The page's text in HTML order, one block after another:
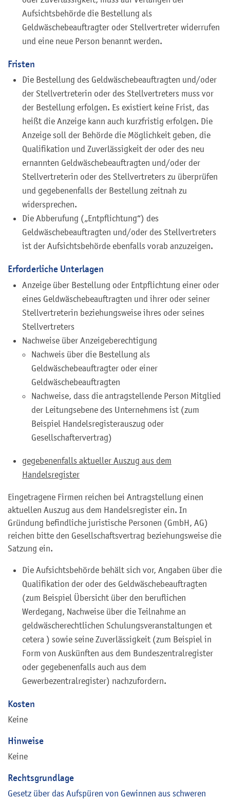
Aufsichtsbehörde die Bestellung als
Geldwäschebeauftragter oder Stellvertreter widerrufen
und eine neue Person benannt werden.
Fristen
Die Bestellung des Geldwäschebeauftragten und/oder
der Stellvertreterin oder des Stellvertreters muss vor
der Bestellung erfolgen. Es existiert keine Frist, das
heißt die Anzeige kann auch kurzfristig erfolgen. Die
Anzeige soll der Behörde die Möglichkeit geben, die
Qualifikation und Zuverlässigkeit der oder des neu
ernannten Geldwäschebeauftragten und/oder der
Stellvertreterin oder des Stellvertreters zu überprüfen
und gegebenenfalls der Bestellung zeitnah zu
widersprechen.
Die Abberufung („Entpflichtung“) des
Geldwäschebeauftragten und/oder des Stellvertreters
ist der Aufsichtsbehörde ebenfalls vorab anzuzeigen.
Erforderliche Unterlagen
Anzeige über Bestellung oder Entpflichtung einer oder
eines Geldwäschebeauftragten und ihrer oder seiner
Stellvertreterin beziehungsweise ihres oder seines
Stellvertreters
Nachweise über Anzeigeberechtigung
Nachweis über die Bestellung als
Geldwäschebeauftragter oder einer
Geldwäschebeauftragten
Nachweise, dass die antragstellende Person Mitglied
der Leitungsebene des Unternehmens ist (zum
Beispiel Handelsregisterauszug oder
Gesellschaftervertrag)
gegebenenfalls aktueller Auszug aus dem
Handelsregister
Eingetragene Firmen reichen bei Antragstellung einen
aktuellen Auszug aus dem Handelsregister ein. In
Gründung befindliche juristische Personen (GmbH, AG)
reichen bitte den Gesellschaftsvertrag beziehungsweise die
Satzung ein.
Die Aufsichtsbehörde behält sich vor, Angaben über die
Qualifikation der oder des Geldwäschebeauftragten
(zum Beispiel Übersicht über den beruflichen
Werdegang, Nachweise über die Teilnahme an
geldwäscherechtlichen Schulungsveranstaltungen et
cetera ) sowie seine Zuverlässigkeit (zum Beispiel in
Form von Auskünften aus dem Bundeszentralregister
oder gegebenenfalls auch aus dem
Gewerbezentralregister) nachzufordern.
Kosten
Keine
Hinweise
Keine
Rechtsgrundlage
Gesetz über das Aufspüren von Gewinnen aus schweren